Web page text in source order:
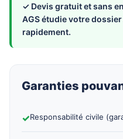
✓ Devis gratuit et sans
AGS étudie votre
rapidement.
Garanties
✓Responsabilité civile